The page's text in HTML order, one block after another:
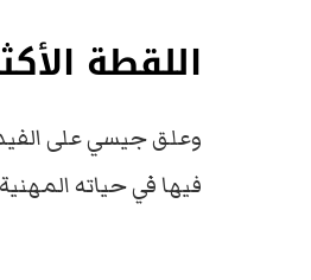
اللقطة
وعلق جيسي على
فيها في حياته